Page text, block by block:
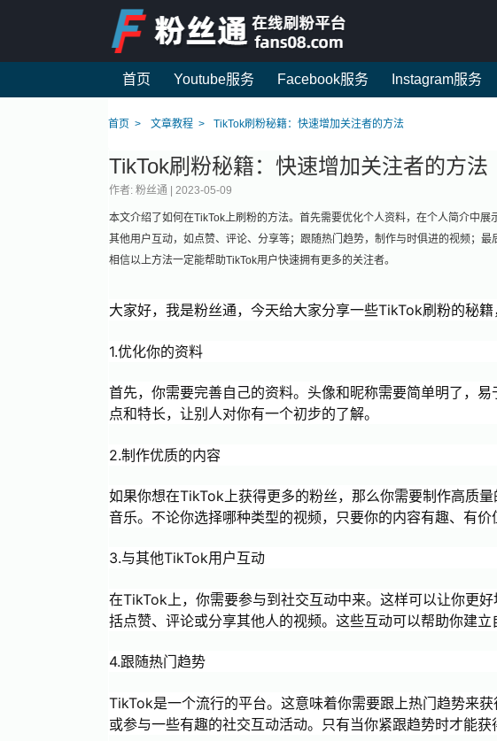
首页 Youtube服务 Facebook服务 Instagram服务
首页 文章教程 TikTok刷粉秘籍：快速增加关注者的方法
TikTok刷粉秘籍：快速增加关注者的方法
作者: 粉丝通 | 2023-05-09
本文介绍了如何在TikTok上刷粉的方法。首先需要优化个人资料，在个人简介中
其他用户互动，如点赞、评论、分享等；跟随热门趋势，制作与时俱进的视频；
相信以上方法一定能帮助TikTok用户快速拥有更多的关注者。
大家好，我是粉丝通，今天给大家分享一些TikTok刷粉的秘籍
1.优化你的资料
首先，你需要完善自己的资料。头像和昵称需要简单明了，
点和特长，让别人对你有一个初步的了解。
2.制作优质的内容
如果你想在TikTok上获得更多的粉丝，那么你需要制作高质
音乐。不论你选择哪种类型的视频，只要你的内容有趣、有价
3.与其他TikTok用户互动
在TikTok上，你需要参与到社交互动中来。这样可以让你更
括点赞、评论或分享其他人的视频。这些互动可以帮助你建
4.跟随热门趋势
TikTok是一个流行的平台。这意味着你需要跟上热门趋势来
或参与一些有趣的社交互动活动。只有当你紧跟趋势时才能获